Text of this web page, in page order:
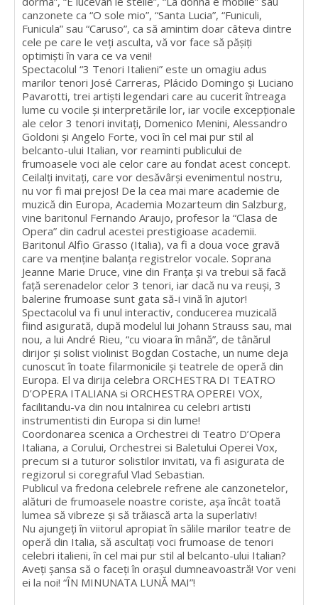
canzonete ca “O sole mio”, “Santa Lucia”, “Funiculi,
Funicula” sau “Caruso”, ca să amintim doar câteva dintre
cele pe care le veți asculta, vă vor face să pășiți
optimiști în vara ce va veni!
Spectacolul “3 Tenori Italieni” este un omagiu adus
marilor tenori José Carreras, Plácido Domingo și Luciano
Pavarotti, trei artiști legendari care au cucerit întreaga
lume cu vocile și interpretările lor, iar vocile excepționale
ale celor 3 tenori invitați, Domenico Menini, Alessandro
Goldoni și Angelo Forte, voci în cel mai pur stil al
belcanto-ului Italian, vor reaminti publicului de
frumoasele voci ale celor care au fondat acest concept.
Ceilalți invitați, care vor desăvârși evenimentul nostru,
nu vor fi mai prejos! De la cea mai mare academie de
muzică din Europa, Academia Mozarteum din Salzburg,
vine baritonul Fernando Araujo, profesor la “Clasa de
Opera” din cadrul acestei prestigioase academii.
Baritonul Alfio Grasso (Italia), va fi a doua voce gravă
care va menține balanța registrelor vocale. Soprana
Jeanne Marie Druce, vine din Franța și va trebui să facă
față serenadelor celor 3 tenori, iar dacă nu va reuși, 3
balerine frumoase sunt gata să-i vină în ajutor!
Spectacolul va fi unul interactiv, conducerea muzicală
fiind asigurată, după modelul lui Johann Strauss sau, mai
nou, a lui André Rieu, “cu vioara în mână”, de tânărul
dirijor și solist violinist Bogdan Costache, un nume deja
cunoscut în toate filarmonicile și teatrele de operă din
Europa. El va dirija celebra ORCHESTRA DI TEATRO
D’OPERA ITALIANA si ORCHESTRA OPEREI VOX,
facilitandu-va din nou intalnirea cu celebri artisti
instrumentisti din Europa si din lume!
Coordonarea scenica a Orchestrei di Teatro D’Opera
Italiana, a Corului, Orchestrei si Baletului Operei Vox,
precum si a tuturor solistilor invitati, va fi asigurata de
regizorul si coregraful Vlad Sebastian.
Publicul va fredona celebrele refrene ale canzonetelor,
alături de frumoasele noastre coriste, așa încât toată
lumea să vibreze și să trăiască arta la superlativ!
Nu ajungeți în viitorul apropiat în sălile marilor teatre de
operă din Italia, să ascultați voci frumoase de tenori
celebri italieni, în cel mai pur stil al belcanto-ului Italian?
Aveți șansa să o faceți în orașul dumneavoastră! Vor veni
ei la noi! “ÎN MINUNATA LUNĂ MAI”!